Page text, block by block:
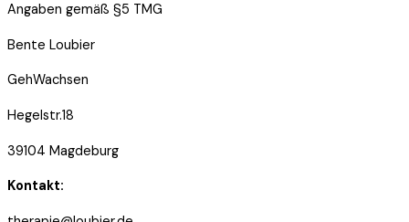
Angaben gemäß §5 TMG
Bente Loubier
GehWachsen
Hegelstr.18
39104 Magdeburg
Kontakt: